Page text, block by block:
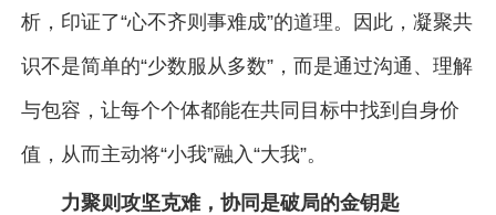
析，印证了“心不齐则事难成”的道理。因此，凝聚共
识不是简单的“少数服从多数”，而是通过沟通、理解
与包容，让每个个体都能在共同目标中找到自身价
值，从而主动将“小我”融入“大我”。
力聚则攻坚克难，协同是破局的金钥匙